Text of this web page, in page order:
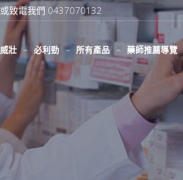
致電我們 0437070132
壯 必利勁 所有產品 藥師推薦導覽